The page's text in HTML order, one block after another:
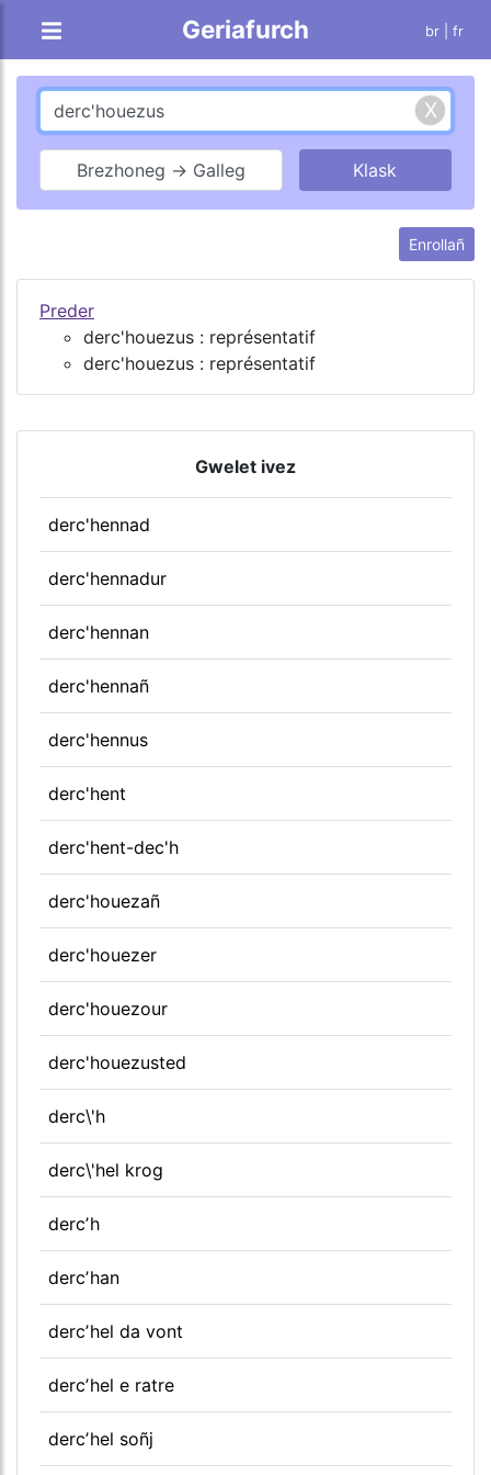
Geriafurch br | fr
Brezhoneg → Galleg
Enrollañ
Preder
derc'houezus : représentatif
derc'houezus : représentatif
Gwelet ivez
derc'hennad
derc'hennadur
derc'hennan
derc'hennañ
derc'hennus
derc'hent
derc'hent-dec'h
derc'houezañ
derc'houezer
derc'houezour
derc'houezusted
derc\'h
derc\'hel krog
dercʼh
dercʼhan
dercʼhel da vont
dercʼhel e ratre
dercʼhel soñj